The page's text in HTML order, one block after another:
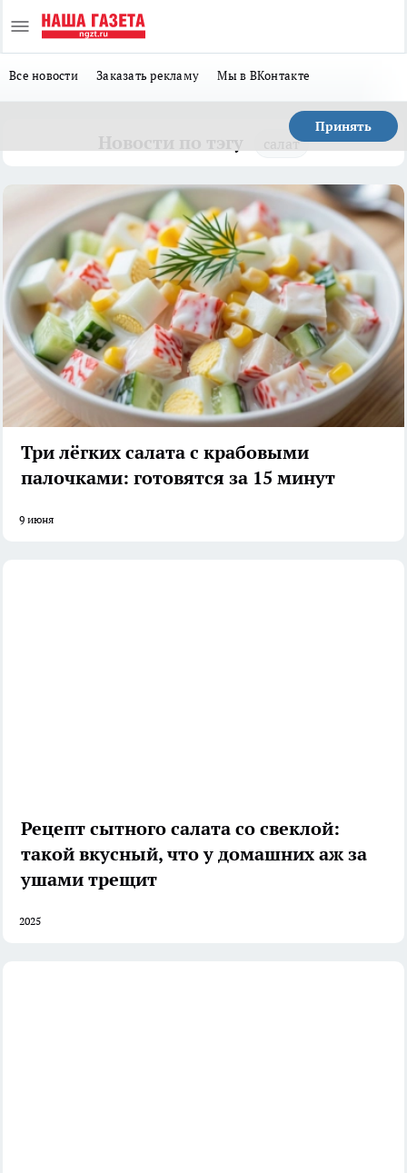
Все новости Заказать рекламу Мы в ВКонтакте
Принять
салат
Три лёгких салата с крабовыми
палочками: готовятся за 15 минут
9 июня
Рецепт сытного салата со свеклой:
такой вкусный, что у домашних аж за
ушами трещит
2025